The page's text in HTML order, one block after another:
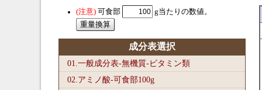
可食部 g当たりの数値。
成分表選択
01.一般成分表-無機質-ビタミン類
02.アミノ酸-可食部100g